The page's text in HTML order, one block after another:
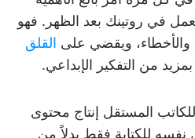
في روتينك بعد الظهر. فهو
ويقضي على القلق
من التفكير الإبداعي.
المستقل إنتاج محتوى
للكتابة فقط بدلاً من